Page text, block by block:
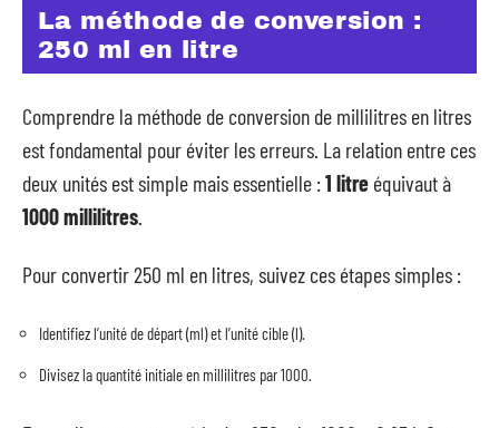
La méthode de conversion :
250 ml en litre
Comprendre la méthode de conversion de millilitres en litres
est fondamental pour éviter les erreurs. La relation entre ces
deux unités est simple mais essentielle :1 litre équivaut à
1000 millilitres
Pour convertir 250 ml en litres, suivez ces étapes simples :
Identifiez l’unité de départ (ml) et l’unité cible (l).
Divisez la quantité initiale en millilitres par 1000.